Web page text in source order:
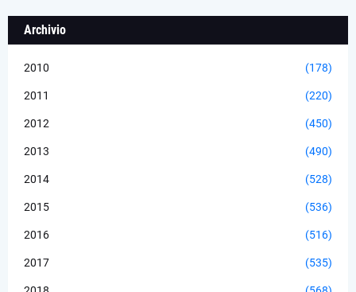
Archivio
2010 (178)
2011 (220)
2012 (450)
2013 (490)
2014 (528)
2015 (536)
2016 (516)
2017 (535)